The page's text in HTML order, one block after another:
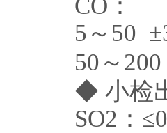
CO：
5～50
50～
◆ 小检
SO2：